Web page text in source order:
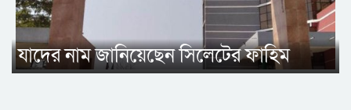
যাদের নাম জানিয়েছেন সিলেটের ফাহিম